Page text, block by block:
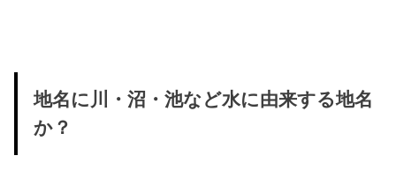
地名に川・沼・池など水に由来する地名
か？